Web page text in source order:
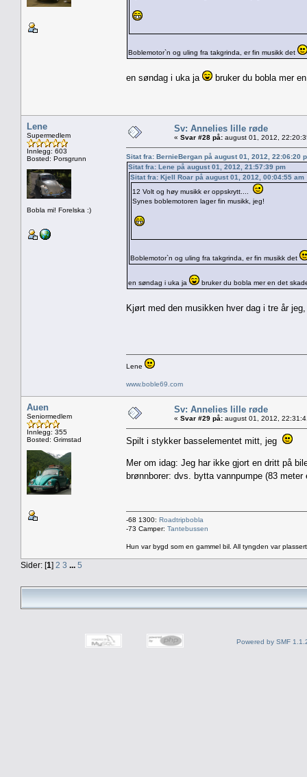
Boblemotor`n og uling fra takgrinda, er fin musikk det
en søndag i uka ja bruker du bobla mer
Lene
Supermedlem
Innlegg: 603
Bosted: Porsgrunn
Bobla mi! Forelska :)
Sv: Annelies lille røde
« Svar #28 på: august 01, 2012,
Sitat fra: BernieBergan på august 01, 2012, 22:06:20
Sitat fra: Lene på august 01, 2012, 21:57:39 pm
Sitat fra: Kjell Roar på august 01, 2012, 00:04:55 am
12 Volt og høy musikk er oppskrytt....
Synes boblemotoren lager fin musikk, jeg!
Boblemotor`n og uling fra takgrinda, er fin musikk det
en søndag i uka ja bruker du bobla mer en det
Kjørt med den musikken hver dag i tre år
Lene
www.boble69.com
Auen
Seniormedlem
Innlegg: 355
Bosted: Grimstad
Sv: Annelies lille røde
« Svar #29 på: august 01, 2012,
Spilt i stykker basselementet mitt, jeg
Mer om idag: Jeg har ikke gjort en dritt på
brønnborer: dvs. bytta vannpumpe (83
-68 1300: Roadtripbobla
-73 Camper: Tantebussen
Hun var bygd som en gammel bil. All tyngden var
Sider: [1] 2 3 ... 5
Powered by SMF